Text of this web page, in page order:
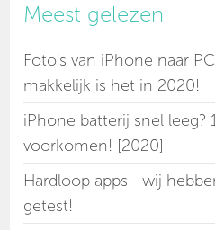
Meest gelezen
Foto's van iPhone naar
makkelijk is het in 2020!
iPhone batterij snel leeg?
voorkomen! [2020]
Hardloop apps - wij
getest!